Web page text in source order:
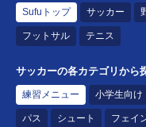
Sufuトップ サッカー
フットサル テニス
サッカーの各カテゴリから
練習メニュー 小学生向け
パス シュート フェイ